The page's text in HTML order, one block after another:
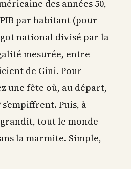
par habitant (pour
national divisé par la
mesurée, entre
de Gini. Pour
une fête où, au départ,
Puis, à
tout le monde
la marmite. Simple,